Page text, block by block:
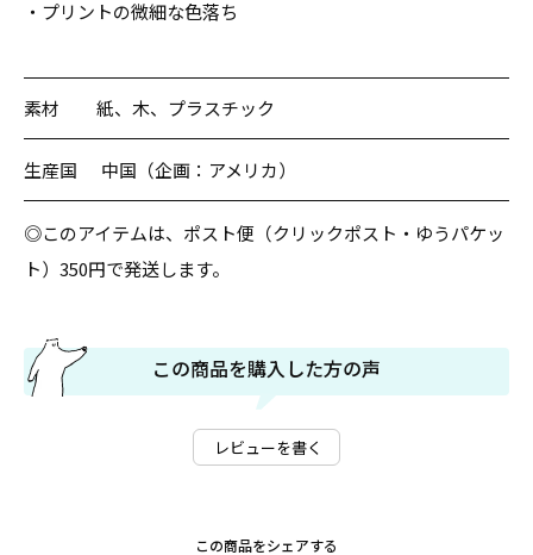
・プリントの微細な色落ち
素材 紙、木、プラスチック
生産国 中国（企画：アメリカ）
◎このアイテムは、ポスト便（クリックポスト・ゆうパケッ
ト）350円で発送します。
この商品を購入した方の声
レビューを書く
この商品をシェアする